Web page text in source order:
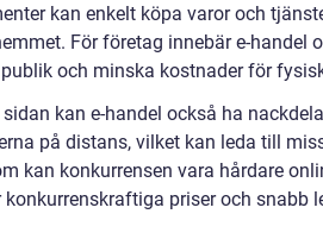
kan enkelt köpa varor och
För företag innebär e-handel
och minska kostnader för
kan e-handel också ha
på distans, vilket kan leda till
kan konkurrensen vara hårdare
konkurrenskraftiga priser och snabb